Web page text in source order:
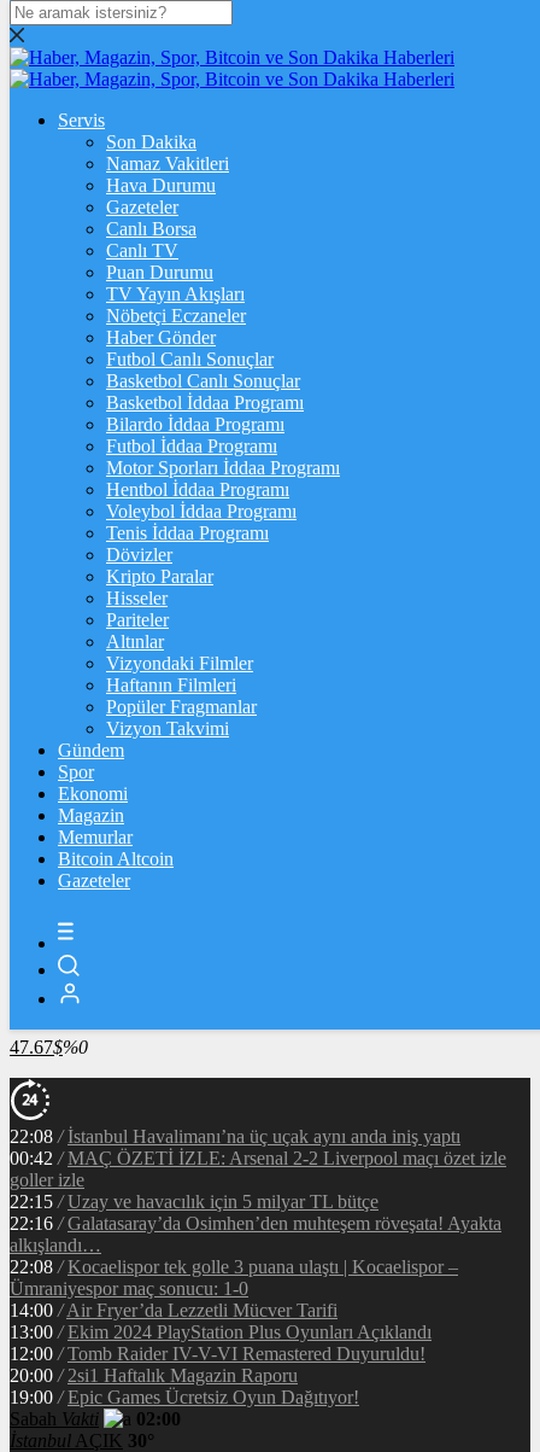
DOLAR
47,7436$% 0.18
% 0.32
STERLİN
% 0.38
GRAM ALTIN
%2,59
ÇEYREK ALTIN
10.909,00%2,60
TAM ALTIN
43.450,00%2,59
%2,39
%-0,14
฿%0.9
LİTECOİN
2174.5Ł%-0.1
ETHEREUM
91202 Ξ%0.5
RİPPLE
49.13
%-0.6
TETHER
47.67$%0
Servis
Son Dakika
Namaz Vakitleri
Hava Durumu
Gazeteler
Canlı Borsa
Canlı TV
Puan Durumu
TV Yayın Akışları
Nöbetçi Eczaneler
Haber Gönder
Futbol Canlı Sonuçlar
Basketbol Canlı Sonuçlar
Basketbol İddaa Programı
Bilardo İddaa Programı
Futbol İddaa Programı
Motor Sporları İddaa Programı
Hentbol İddaa Programı
Voleybol İddaa Programı
Tenis İddaa Programı
Dövizler
Kripto Paralar
Hisseler
Pariteler
Altınlar
Vizyondaki Filmler
Haftanın Filmleri
Popüler Fragmanlar
Vizyon Takvimi
Gündem
Spor
Ekonomi
Magazin
Memurlar
Bitcoin Altcoin
Gazeteler
22:08 / İstanbul Havalimanı’na üç uçak aynı anda iniş yaptı
00:42 / MAÇ ÖZETİ İZLE: Arsenal 2-2 Liverpool maçı özet izle
goller izle
22:15 / Uzay ve havacılık için 5 milyar TL bütçe
22:16 / Galatasaray’da Osimhen’den muhteşem röveşata! Ayakta
alkışlandı…
22:08 / Kocaelispor tek golle 3 puana ulaştı | Kocaelispor –
Ümraniyespor maç sonucu: 1-0
14:00 / Air Fryer’da Lezzetli Mücver Tarifi
13:00 / Ekim 2024 PlayStation Plus Oyunları Açıklandı
12:00 / Tomb Raider IV-V-VI Remastered Duyuruldu!
20:00 / 2si1 Haftalık Magazin Raporu
19:00 / Epic Games Ücretsiz Oyun Dağıtıyor!
Sabah Vakti
02:00
İstanbul AÇIK 30°